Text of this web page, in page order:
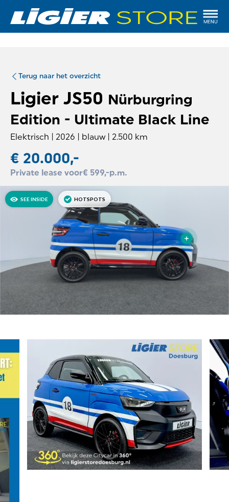
Terug naar het overzicht
Ligier JS50 Nürburgring
Edition - Ultimate Black Line
Elektrisch 2026 blauw 2.500 km
€ 20.000,-
Private lease voor€ 599,-p.m.